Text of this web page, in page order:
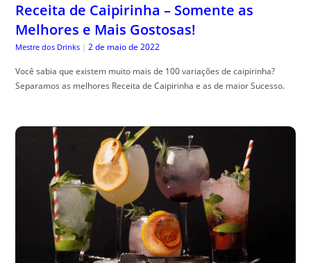
Receita de Caipirinha – Somente as
Melhores e Mais Gostosas!
Mestre dos Drinks | 2 de maio de 2022
Você sabia que existem muito mais de 100 variações de caipirinha?
Separamos as melhores Receita de Caipirinha e as de maior Sucesso.